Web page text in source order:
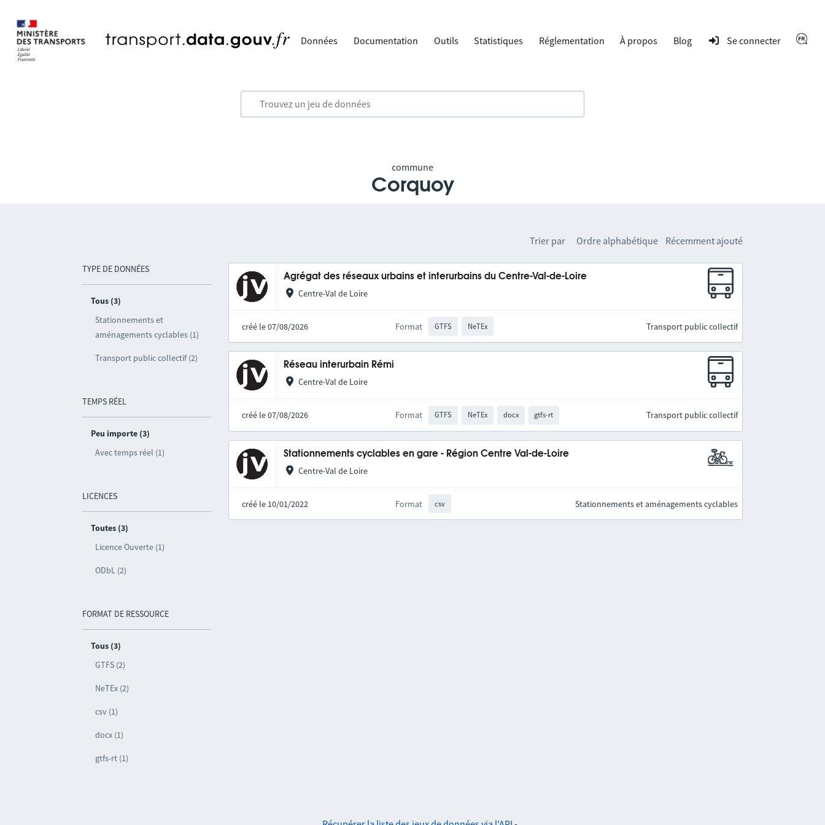
Données Documentation Outils Statistiques Réglementation À propos Blog Se connecter
commune
Corquoy
TYPE DE DONNÉES
Tous (3)
Stationnements et
aménagements cyclables (1)
Transport public collectif (2)
TEMPS RÉEL
Peu importe (3)
Avec temps réel (1)
LICENCES
Toutes (3)
Licence Ouverte (1)
ODbL (2)
FORMAT DE RESSOURCE
Tous (3)
GTFS (2)
NeTEx (2)
csv (1)
docx (1)
gtfs-rt (1)
Trier par Ordre alphabétique Récemment ajouté
Agrégat des réseaux urbains et interurbains du Centre-Val-de-Loire
Centre-Val de Loire
créé le 07/08/2026 Format GTFS NeTEx Transport public collectif
Réseau interurbain Rémi
Centre-Val de Loire
créé le 07/08/2026 Format GTFS NeTEx docx gtfs-rt Transport public collectif
Stationnements cyclables en gare - Région Centre Val-de-Loire
Centre-Val de Loire
créé le 10/01/2022 Format csv Stationnements et aménagements cyclables